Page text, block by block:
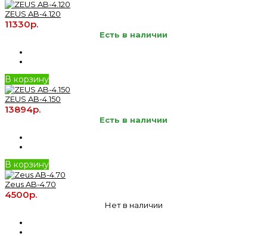
ZEUS AB-4.120
11330р.
Есть в наличии
В корзину
ZEUS AB-4.150
13894р.
Есть в наличии
В корзину
Zeus AB-4.70
4500р.
Нет в наличии